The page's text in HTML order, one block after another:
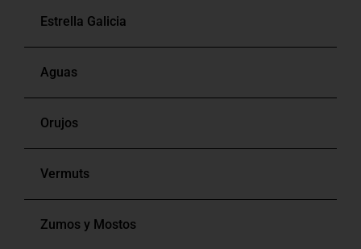
Blancos
Tintos
Rosados
Bag In Box
Estrella Galicia
Aguas
Orujos
Vermuts
Zumos y Mostos